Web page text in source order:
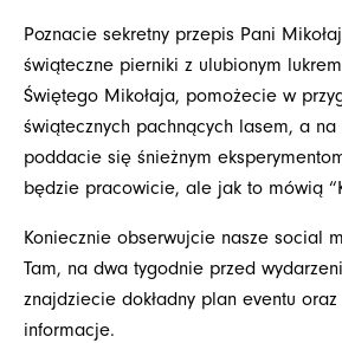
Poznacie sekretny przepis Pani
świąteczne pierniki z ulubionym
Świętego Mikołaja, pomożecie w
świątecznych pachnących lasem, a na
poddacie się śnieżnym
będzie pracowicie, ale jak to mówią
Koniecznie obserwujcie nasze social
Tam, na dwa tygodnie przed
znajdziecie dokładny plan eventu oraz
informacje.